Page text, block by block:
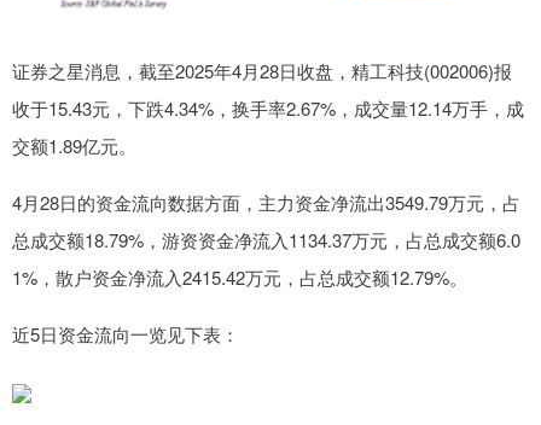
证券之星消息，截至2025年4月28日收盘，精工科技(002006)报
收于15.43元，下跌4.34%，换手率2.67%，成交量12.14万手，成
交额1.89亿元。
4月28日的资金流向数据方面，主力资金净流出3549.79万元，占
总成交额18.79%，游资资金净流入1134.37万元，占总成交额6.0
1%，散户资金净流入2415.42万元，占总成交额12.79%。
近5日资金流向一览见下表：